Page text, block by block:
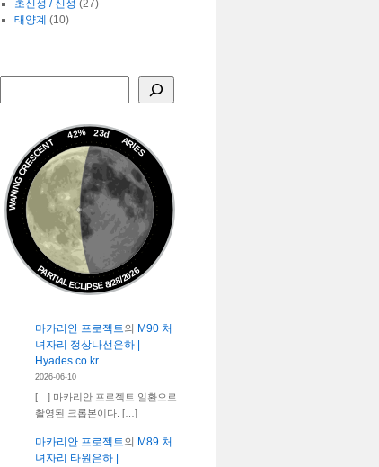
초신성 / 신성 (27)
태양계 (10)
42% 23d
ARIES
WANING CRESCENT
PARTIAL ECLIPSE 8/28/2026
마카리안 프로젝트의 M90 처
녀자리 정상나선은하 |
Hyades.co.kr
2026-06-10
[…] 마카리안 프로젝트 일환으로
촬영된 크롭본이다. […]
마카리안 프로젝트의 M89 처
녀자리 타원은하 |